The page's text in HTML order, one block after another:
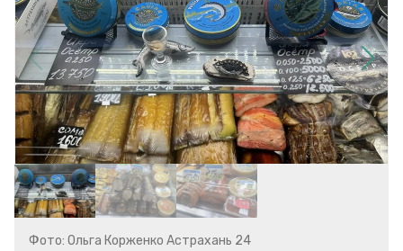
Фото: Ольга Корженко Астрахань 24